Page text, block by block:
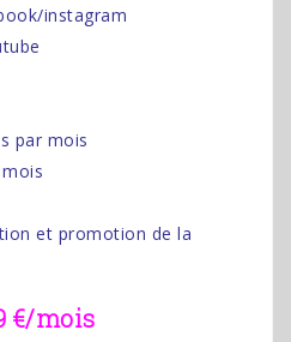
instagram
par mois
et promotion de la
€/mois